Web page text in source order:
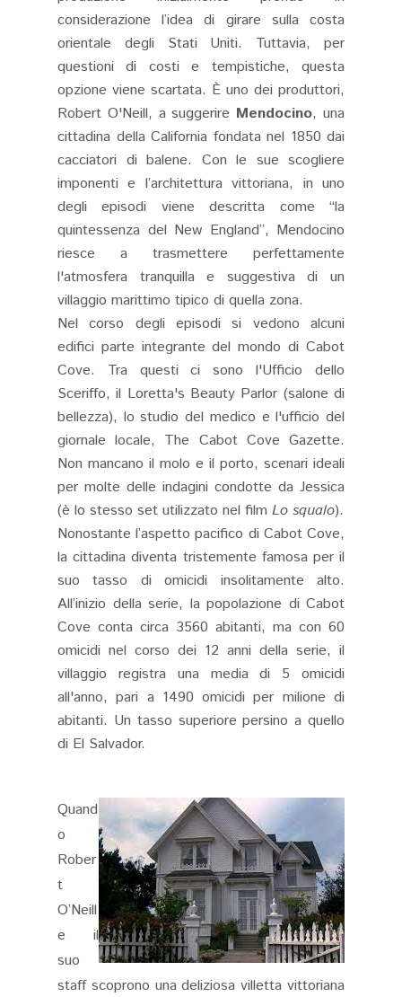
considerazione l’idea di girare sulla costa
orientale degli Stati Uniti. Tuttavia, per
questioni di costi e tempistiche, questa
opzione viene scartata. È uno dei produttori,
Robert O'Neill, a suggerire Mendocino, una
cittadina della California fondata nel 1850 dai
cacciatori di balene. Con le sue scogliere
imponenti e l’architettura vittoriana, in uno
degli episodi viene descritta come “la
quintessenza del New England”, Mendocino
riesce a trasmettere perfettamente
l'atmosfera tranquilla e suggestiva di un
villaggio marittimo tipico di quella zona.
Nel corso degli episodi si vedono alcuni
edifici parte integrante del mondo di Cabot
Cove. Tra questi ci sono l'Ufficio dello
Sceriffo, il Loretta's Beauty Parlor (salone di
bellezza), lo studio del medico e l'ufficio del
giornale locale, The Cabot Cove Gazette.
Non mancano il molo e il porto, scenari ideali
per molte delle indagini condotte da Jessica
(è lo stesso set utilizzato nel film Lo squalo)​.
Nonostante l’aspetto pacifico di Cabot Cove,
la cittadina diventa tristemente famosa per il
suo tasso di omicidi insolitamente alto.
All’inizio della serie, la popolazione di Cabot
Cove conta circa 3560 abitanti, ma con 60
omicidi nel corso dei 12 anni della serie, il
villaggio registra una media di 5 omicidi
all'anno, pari a 1490 omicidi per milione di
abitanti. Un tasso superiore persino a quello
di El Salvador.
Quand
o
Rober
t
O’Neill
e il
suo
staff scoprono una deliziosa villetta vittoriana